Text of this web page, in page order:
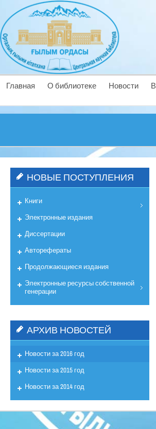
Главная О библиотеке Новости
НОВЫЕ ПОСТУПЛЕНИЯ
Книги
Электронные издания
Диссертации
Авторефераты
Продолжающиеся издания
Электронные ресурсы собственной
генерации
АРХИВ НОВОСТЕЙ
Новости за 2016 год
Новости за 2015 год
Новости за 2014 год